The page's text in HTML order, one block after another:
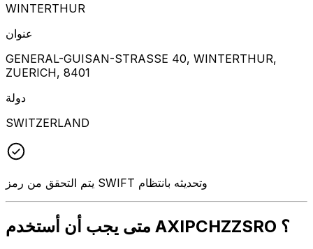
WINTERTHUR
عنوان
GENERAL-GUISAN-STRASSE 40, WINTERTHUR,
ZUERICH, 8401
دولة
SWITZERLAND
يتم التحقق من رمز SWIFT وتحديثه بانتظام
متى يجب أن أستخدم AXIPCHZZSRO ؟